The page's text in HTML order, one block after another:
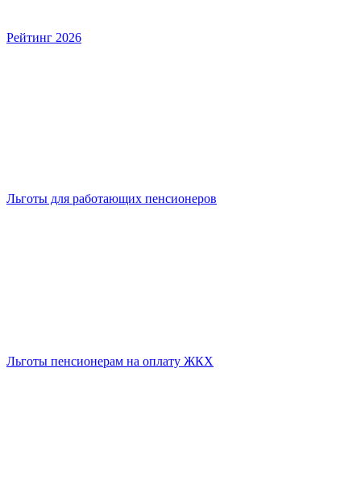
Рейтинг 2026
Льготы для работающих пенсионеров
Льготы пенсионерам на оплату ЖКХ